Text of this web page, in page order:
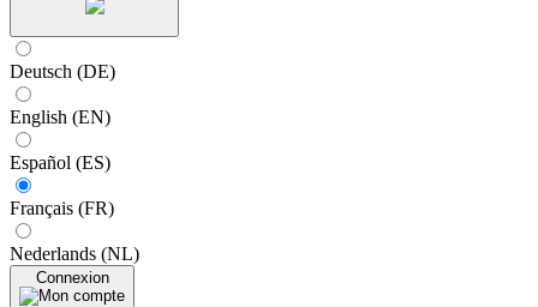
Deutsch (DE)
English (EN)
Español (ES)
Français (FR)
Nederlands (NL)
Connexion